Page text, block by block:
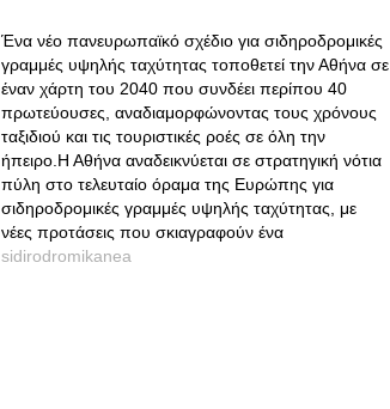
Ένα νέο πανευρωπαϊκό σχέδιο για σιδηροδρομικές
γραμμές υψηλής ταχύτητας τοποθετεί την Αθήνα σε
έναν χάρτη του 2040 που συνδέει περίπου 40
πρωτεύουσες, αναδιαμορφώνοντας τους χρόνους
ταξιδιού και τις τουριστικές ροές σε όλη την
ήπειρο.Η Αθήνα αναδεικνύεται σε στρατηγική νότια
πύλη στο τελευταίο όραμα της Ευρώπης για
σιδηροδρομικές γραμμές υψηλής ταχύτητας, με
νέες προτάσεις που σκιαγραφούν ένα
sidirodromikanea